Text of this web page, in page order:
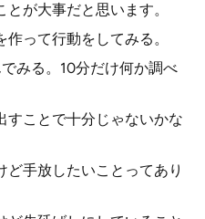
が大事だと思います。
って行動をしてみる。
みる。10分だけ何か調べ
すことで十分じゃないかな
手放したいことってあり